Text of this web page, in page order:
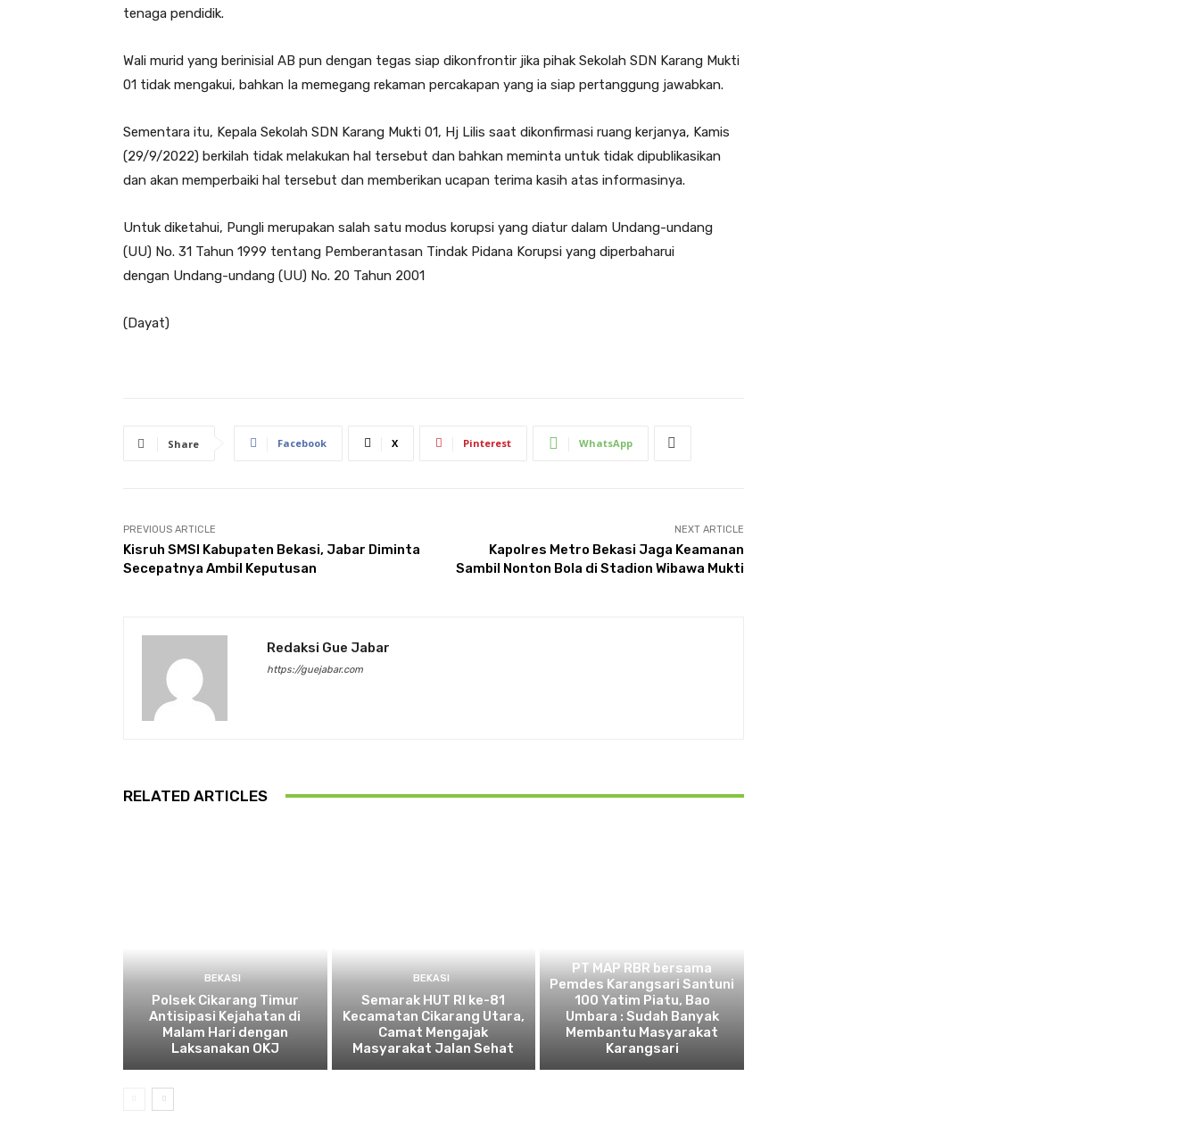
tenaga pendidik.
Wali murid yang berinisial AB pun dengan tegas siap dikonfrontir jika pihak Sekolah SDN Karang Mukti
01 tidak mengakui, bahkan Ia memegang rekaman percakapan yang ia siap pertanggung jawabkan.
Sementara itu, Kepala Sekolah SDN Karang Mukti 01, Hj Lilis saat dikonfirmasi ruang kerjanya, Kamis
(29/9/2022) berkilah tidak melakukan hal tersebut dan bahkan meminta untuk tidak dipublikasikan
dan akan memperbaiki hal tersebut dan memberikan ucapan terima kasih atas informasinya.
Untuk diketahui, Pungli merupakan salah satu modus korupsi yang diatur dalam Undang-undang
(UU) No. 31 Tahun 1999 tentang Pemberantasan Tindak Pidana Korupsi yang diperbaharui
dengan Undang-undang (UU) No. 20 Tahun 2001
(Dayat)
Share Facebook X Pinterest WhatsApp
PREVIOUS ARTICLE
Kisruh SMSI Kabupaten Bekasi, Jabar Diminta
Secepatnya Ambil Keputusan
NEXT ARTICLE
Kapolres Metro Bekasi Jaga Keamanan
Sambil Nonton Bola di Stadion Wibawa Mukti
Redaksi Gue Jabar
https://guejabar.com
RELATED ARTICLES
BEKASI
Polsek Cikarang Timur
Antisipasi Kejahatan di
Malam Hari dengan
Laksanakan OKJ
BEKASI
Semarak HUT RI ke-81
Kecamatan Cikarang Utara,
Camat Mengajak
Masyarakat Jalan Sehat
PT MAP RBR bersama
Pemdes Karangsari Santuni
100 Yatim Piatu, Bao
Umbara : Sudah Banyak
Membantu Masyarakat
Karangsari